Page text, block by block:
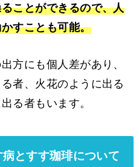
ことができるので、人
すことも可能。
方にも個人差があり、
者、火花のように出る
る者もいます。
とすす珈琲について